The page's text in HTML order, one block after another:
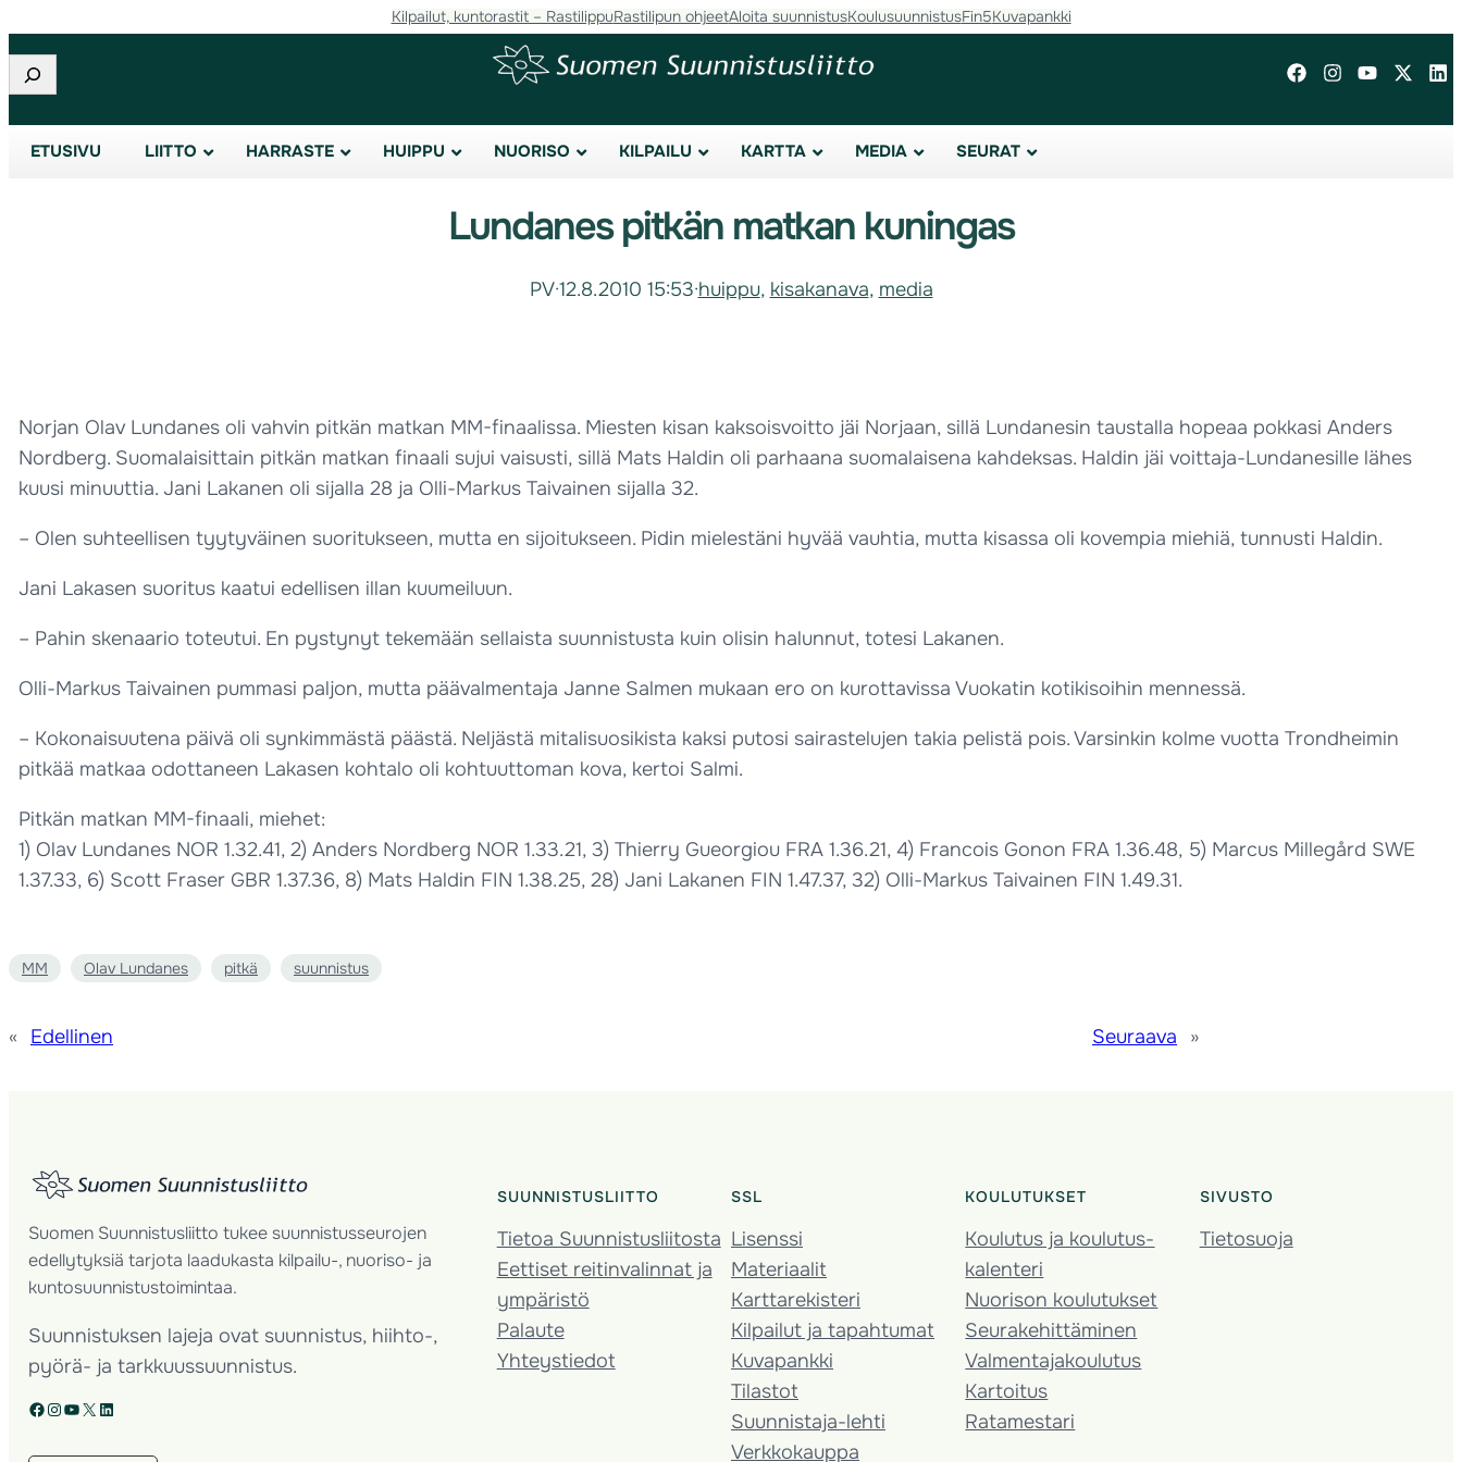
Kilpailut, kuntorastit – RastilippuRastilipun ohjeetAloita suunnistusKoulusuunnistusFin5Kuvapankki
Etsi
ETUSIVU LIITTO HARRASTE HUIPPU NUORISO KILPAILU KARTTA MEDIA SEURAT
Lundanes pitkän matkan kuningas
PV·12.8.2010 15:53·huippu, kisakanava, media
Norjan Olav Lundanes oli vahvin pitkän matkan MM-finaalissa. Miesten kisan kaksoisvoitto jäi Norjaan, sillä Lundanesin taustalla hopeaa pokkasi Anders
Nordberg. Suomalaisittain pitkän matkan finaali sujui vaisusti, sillä Mats Haldin oli parhaana suomalaisena kahdeksas. Haldin jäi voittaja-Lundanesille lähes
kuusi minuuttia. Jani Lakanen oli sijalla 28 ja Olli-Markus Taivainen sijalla 32.
– Olen suhteellisen tyytyväinen suoritukseen, mutta en sijoitukseen. Pidin mielestäni hyvää vauhtia, mutta kisassa oli kovempia miehiä, tunnusti Haldin.
Jani Lakasen suoritus kaatui edellisen illan kuumeiluun.
– Pahin skenaario toteutui. En pystynyt tekemään sellaista suunnistusta kuin olisin halunnut, totesi Lakanen.
Olli-Markus Taivainen pummasi paljon, mutta päävalmentaja Janne Salmen mukaan ero on kurottavissa Vuokatin kotikisoihin mennessä.
– Kokonaisuutena päivä oli synkimmästä päästä. Neljästä mitalisuosikista kaksi putosi sairastelujen takia pelistä pois. Varsinkin kolme vuotta Trondheimin
pitkää matkaa odottaneen Lakasen kohtalo oli kohtuuttoman kova, kertoi Salmi.
Pitkän matkan MM-finaali, miehet:
1) Olav Lundanes NOR 1.32.41, 2) Anders Nordberg NOR 1.33.21, 3) Thierry Gueorgiou FRA 1.36.21, 4) Francois Gonon FRA 1.36.48, 5) Marcus Millegård SWE
1.37.33, 6) Scott Fraser GBR 1.37.36, 8) Mats Haldin FIN 1.38.25, 28) Jani Lakanen FIN 1.47.37, 32) Olli-Markus Taivainen FIN 1.49.31.
MM Olav Lundanes pitkä suunnistus
« Edellinen Seuraava »
Suomen Suunnistusliitto tukee suunnistusseurojen
edellytyksiä tarjota laadukasta kilpailu-, nuoriso- ja
kuntosuunnistustoimintaa.
Suunnistuksen lajeja ovat suunnistus, hiihto-,
pyörä- ja tarkkuussuunnistus.
Facebook Instagram YouTube X LinkedIn
SUUNNISTUSLIITTO
Tietoa Suunnistusliitosta
Eettiset reitinvalinnat ja
ympäristö
Palaute
Yhteystiedot
SSL
Lisenssi
Materiaalit
Karttarekisteri
Kilpailut ja tapahtumat
Kuvapankki
Tilastot
Suunnistaja-lehti
Verkkokauppa
KOULUTUKSET
Koulutus ja koulutus­
kalenteri
Nuorison koulutukset
Seura­kehittäminen
Valmentaja­koulutus
Kartoitus
Ratamestari
SIVUSTO
Tietosuoja